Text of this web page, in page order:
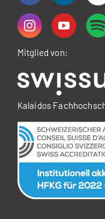
Mitglied von:
Kalaidos